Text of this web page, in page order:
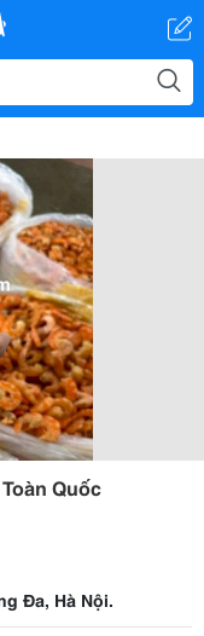
Quốc
Đa, Hà Nội.